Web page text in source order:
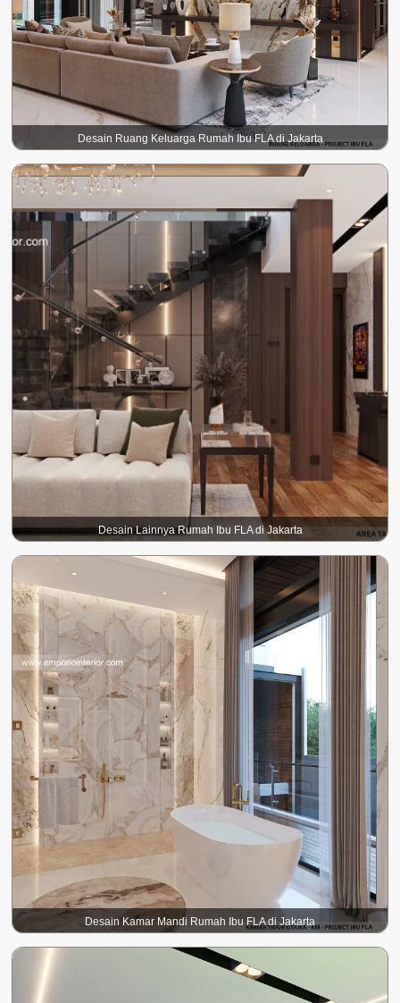
Desain Ruang Keluarga Rumah Ibu FLA di Jakarta
Desain Lainnya Rumah Ibu FLA di Jakarta
Desain Kamar Mandi Rumah Ibu FLA di Jakarta